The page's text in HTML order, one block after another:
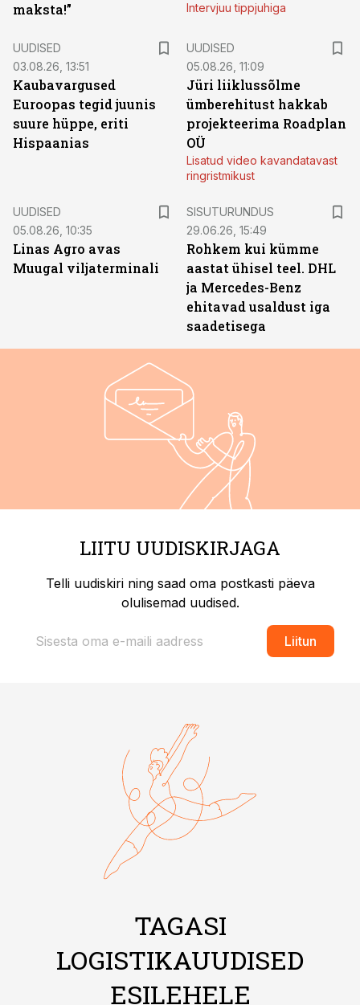
maksta!”
Intervjuu tippjuhiga
UUDISED
03.08.26, 13:51
Kaubavargused
Euroopas tegid juunis
suure hüppe, eriti
Hispaanias
UUDISED
05.08.26, 11:09
Jüri liiklussõlme
ümberehitust hakkab
projekteerima Roadplan
OÜ
Lisatud video kavandatavast
ringristmikust
UUDISED
05.08.26, 10:35
Linas Agro avas
Muugal viljaterminali
SISUTURUNDUS
29.06.26, 15:49
Rohkem kui kümme
aastat ühisel teel. DHL
ja Mercedes-Benz
ehitavad usaldust iga
saadetisega
LIITU UUDISKIRJAGA
Telli uudiskiri ning saad oma postkasti päeva
olulisemad uudised.
Liitun
TAGASI
LOGISTIKAUUDISED
ESILEHELE